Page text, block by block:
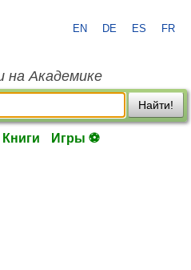
EN DE ES FR
на Академике
Найти!
Книги Игры ⚽